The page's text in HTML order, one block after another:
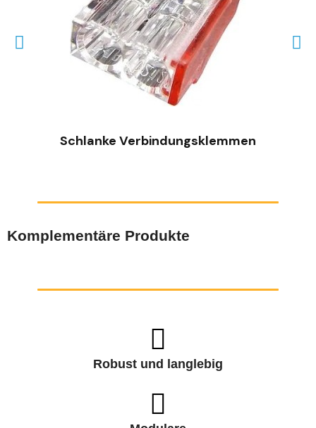
SCHNELLANSICHT
Schlanke Verbindungsklemmen
Komplementäre Produkte
Robust und langlebig